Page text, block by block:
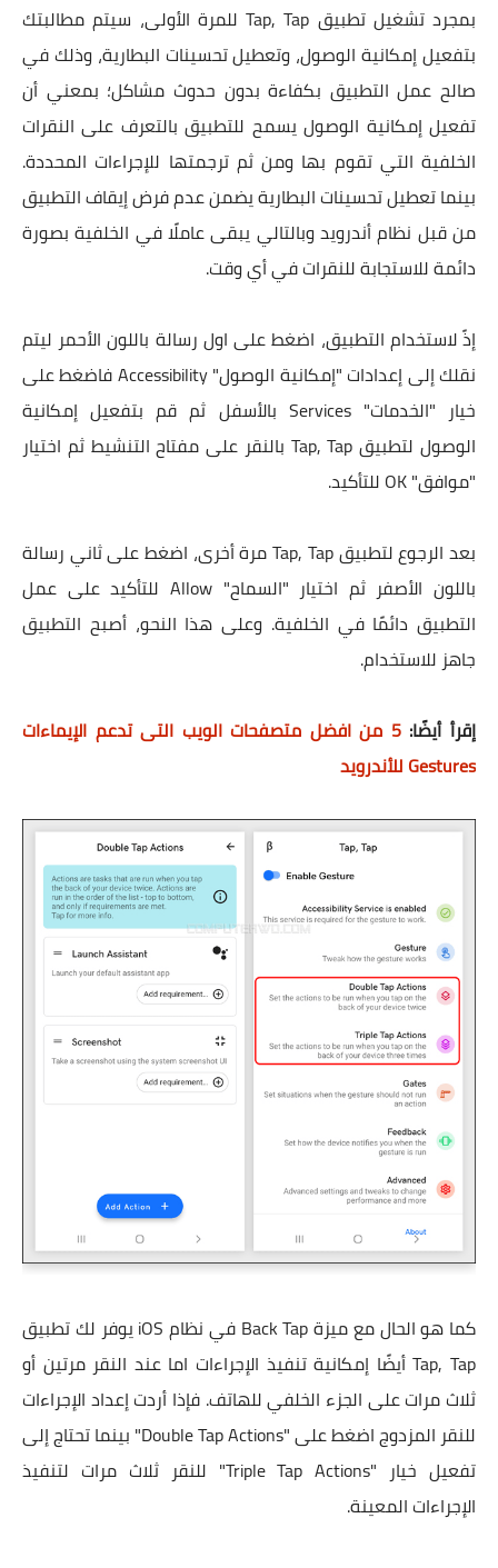
بمجرد تشغيل تطبيق Tap, Tap للمرة الأولى، سيتم مطالبتك
بتفعيل إمكانية الوصول، وتعطيل تحسينات البطارية، وذلك في
صالح عمل التطبيق بكفاءة بدون حدوث مشاكل؛ بمعني أن
تفعيل إمكانية الوصول يسمح للتطبيق بالتعرف على النقرات
الخلفية التي تقوم بها ومن ثم ترجمتها للإجراءات المحددة.
بينما تعطيل تحسينات البطارية يضمن عدم فرض إيقاف التطبيق
من قبل نظام أندرويد وبالتالي يبقى عاملًا في الخلفية بصورة
دائمة للاستجابة للنقرات في أي وقت.
إذً لاستخدام التطبيق، اضغط على اول رسالة باللون الأحمر ليتم
نقلك إلى إعدادات "إمكانية الوصول" Accessibility فاضغط على
خيار "الخدمات" Services بالأسفل ثم قم بتفعيل إمكانية
الوصول لتطبيق Tap, Tap بالنقر على مفتاح التنشيط ثم اختيار
"موافق" OK للتأكيد.
بعد الرجوع لتطبيق Tap, Tap مرة أخرى، اضغط على ثاني رسالة
باللون الأصفر ثم اختيار "السماح" Allow للتأكيد على عمل
التطبيق دائمًا في الخلفية. وعلى هذا النحو، أصبح التطبيق
جاهز للاستخدام.
إقرأ أيضًا:
5 من افضل متصفحات الويب التى تدعم الإيماءات
Gestures للأندرويد
كما هو الحال مع ميزة Back Tap في نظام iOS يوفر لك تطبيق
Tap, Tap أيضًا إمكانية تنفيذ الإجراءات اما عند النقر مرتين أو
ثلاث مرات على الجزء الخلفي للهاتف. فإذا أردت إعداد الإجراءات
للنقر المزدوج اضغط على "Double Tap Actions" بينما تحتاج إلى
تفعيل خيار "Triple Tap Actions" للنقر ثلاث مرات لتنفيذ
الإجراءات المعينة.